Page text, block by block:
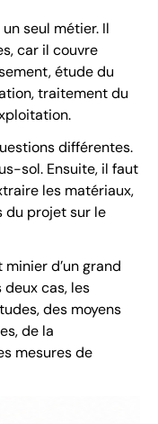
seul métier. Il
car il couvre
étude du
traitement du
différentes.
sol. Ensuite, il faut
les matériaux,
du projet sur le
d’un grand
deux cas, les
des moyens
de la
mesures de